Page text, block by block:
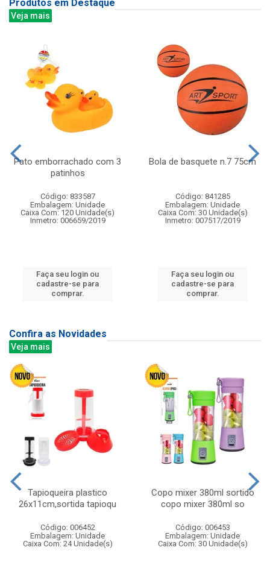
Produtos em Destaque
Veja mais
Pato emborrachado com 3
patinhos
Código: 833587
Embalagem: Unidade
Caixa Com: 120 Unidade(s)
Inmetro: 006659/2019
Faça seu login ou
cadastre-se para
comprar.
Bola de basquete n.7 75cm
Código: 841285
Embalagem: Unidade
Caixa Com: 30 Unidade(s)
Inmetro: 007517/2019
Faça seu login ou
cadastre-se para
comprar.
Confira as Novidades
Veja mais
Tapioqueira plastico
26x11cm,sortida tapioqu
Código: 006452
Embalagem: Unidade
Caixa Com: 24 Unidade(s)
Copo mixer 380ml sortido
copo mixer 380ml so
Código: 006453
Embalagem: Unidade
Caixa Com: 30 Unidade(s)